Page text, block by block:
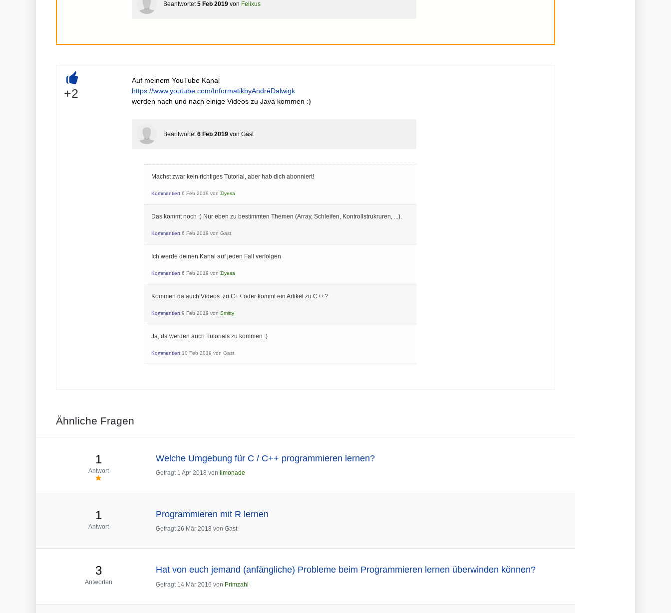
Beantwortet 5 Feb 2019 von Felixus
+
+2
Auf meinem YouTube Kanal
https://www.youtube.com/InformatikbyAndréDalwigk
werden nach und nach einige Videos zu Java kommen :)
Beantwortet 6 Feb 2019 von Gast
Machst zwar kein richtiges Tutorial, aber hab dich abonniert!
Kommentiert 6 Feb 2019 von Σlyesa
Das kommt noch ;) Nur eben zu bestimmten Themen (Array, Schleifen, Kontrollstrukruren, ...).
Kommentiert 6 Feb 2019 von Gast
Ich werde deinen Kanal auf jeden Fall verfolgen
Kommentiert 6 Feb 2019 von Σlyesa
Kommen da auch Videos zu C++ oder kommt ein Artikel zu C++?
Kommentiert 9 Feb 2019 von Smitty
Ja, da werden auch Tutorials zu kommen :)
Kommentiert 10 Feb 2019 von Gast
Ähnliche Fragen
1
Antwort
Welche Umgebung für C / C++ programmieren lernen?
Gefragt 1 Apr 2018 von limonade
1
Antwort
Programmieren mit R lernen
Gefragt 26 Mär 2018 von Gast
3
Antworten
Hat von euch jemand (anfängliche) Probleme beim Programmieren lernen überwinden können?
Gefragt 14 Mär 2016 von Primzahl